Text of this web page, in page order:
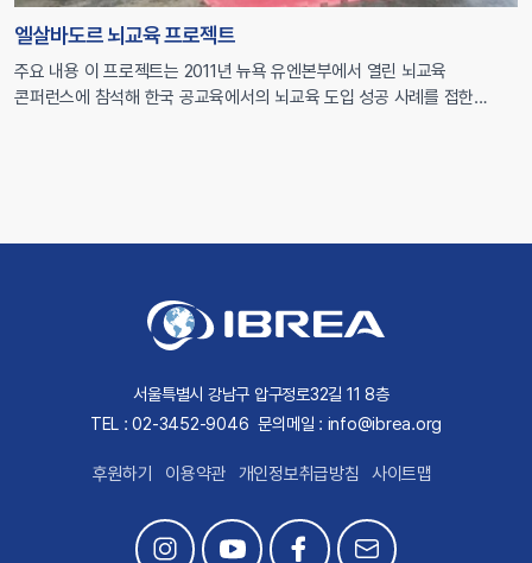
엘살바도르 뇌교육 프로젝트
주요 내용 이 프로젝트는 2011년 뉴욕 유엔본부에서 열린 뇌교육
콘퍼런스에 참석해 한국 공교육에서의 뇌교육 도입 성공 사례를 접한
서울특별시 강남구 압구정로32길 11 8층
TEL : 02-3452-9046 문의메일 : info@ibrea.org
후원하기 이용약관 개인정보취급방침 사이트맵